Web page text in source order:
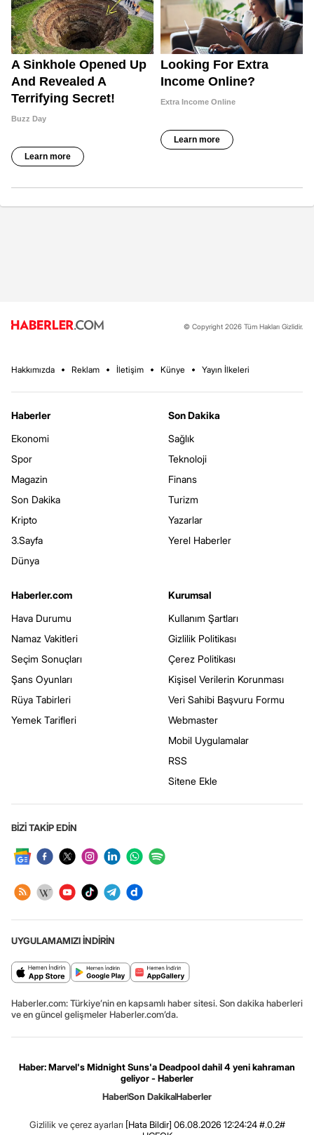
© Copyright 2026 Tüm Hakları Gizlidir.
Hakkımızda Reklam İletişim Künye Yayın İlkeleri
Haberler
Ekonomi
Spor
Magazin
Son Dakika
Kripto
3.Sayfa
Dünya
Son Dakika
Sağlık
Teknoloji
Finans
Turizm
Yazarlar
Yerel Haberler
Haberler.com
Hava Durumu
Namaz Vakitleri
Seçim Sonuçları
Şans Oyunları
Rüya Tabirleri
Yemek Tarifleri
Kurumsal
Kullanım Şartları
Gizlilik Politikası
Çerez Politikası
Kişisel Verilerin Korunması
Veri Sahibi Başvuru Formu
Webmaster
Mobil Uygulamalar
RSS
Sitene Ekle
BİZİ TAKİP EDİN
UYGULAMAMIZI İNDİRİN
Haberler.com: Türkiye’nin en kapsamlı haber sitesi. Son dakika haberleri
ve en güncel gelişmeler Haberler.com’da.
Haber: Marvel's Midnight Suns'a Deadpool dahil 4 yeni kahraman
geliyor - Haberler
HaberSon DakikaHaberler
Gizlilik ve çerez ayarları [Hata Bildir] 06.08.2026 12:24:24 #.0.2#